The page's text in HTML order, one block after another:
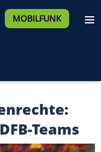
MOBILFUNK
Teams